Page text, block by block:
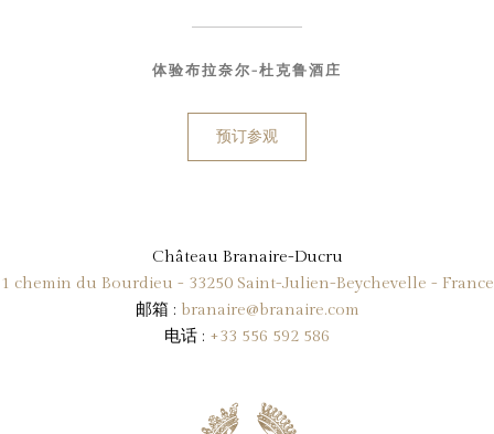
体验布拉奈尔-杜克鲁酒庄
预订参观
Château Branaire-Ducru
1 chemin du Bourdieu - 33250 Saint-Julien-Beychevelle - France
邮箱 : branaire@branaire.com
电话 : +33 556 592 586